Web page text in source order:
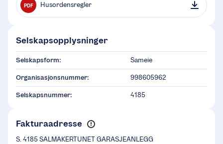
PDF Husordensregler
Selskapsopplysninger
Selskapsform: Sameie
Organisasjonsnummer: 998605962
Selskapsnummer: 4185
Fakturaadresse
S. 4185 SALMAKERTUNET GARASJEANLEGG